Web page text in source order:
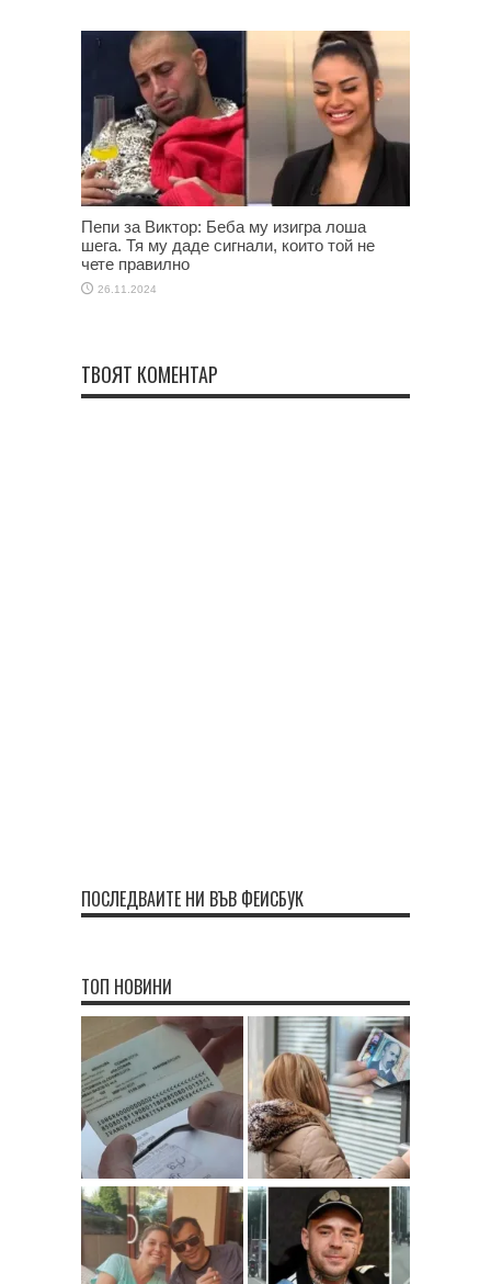
Пепи за Виктор: Беба му изигра лоша
шега. Тя му даде сигнали, които той не
чете правилно
26.11.2024
ТВОЯТ КОМЕНТАР
ПОСЛЕДВАЙТЕ НИ ВЪВ ФЕЙСБУК
ТОП НОВИНИ